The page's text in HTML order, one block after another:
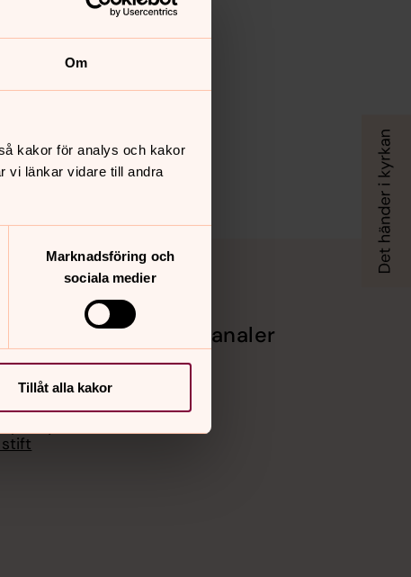
Om
kakor för analys och kakor
vi länkar vidare till andra
Marknadsföring och
sociala medier
Tillåt alla kakor
stift
Sociala kanaler
Facebook
Vimeo